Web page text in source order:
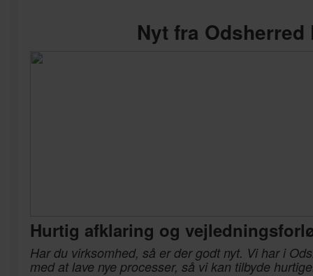
Nyt fra Odsherred
Hurtig afklaring og
Har du virksomhed, så er der godt nyt. Vi har i
med at lave nye processer, så vi kan tilbyde